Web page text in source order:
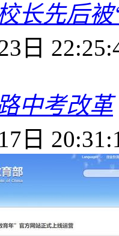
长先后
日
中考改革
日